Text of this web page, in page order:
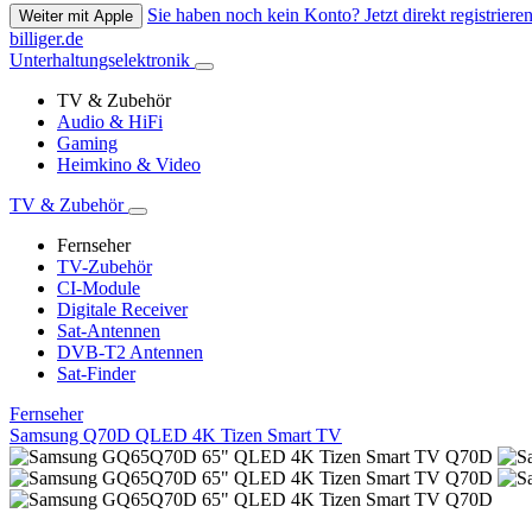
Weiter mit Apple
Sie haben noch kein Konto? Jetzt direkt
billiger.de
Unterhaltungselektronik
TV & Zubehör
Audio & HiFi
Gaming
Heimkino & Video
TV & Zubehör
Fernseher
TV-Zubehör
CI-Module
Digitale Receiver
Sat-Antennen
DVB-T2 Antennen
Sat-Finder
Fernseher
Samsung Q70D QLED 4K Tizen Smart TV